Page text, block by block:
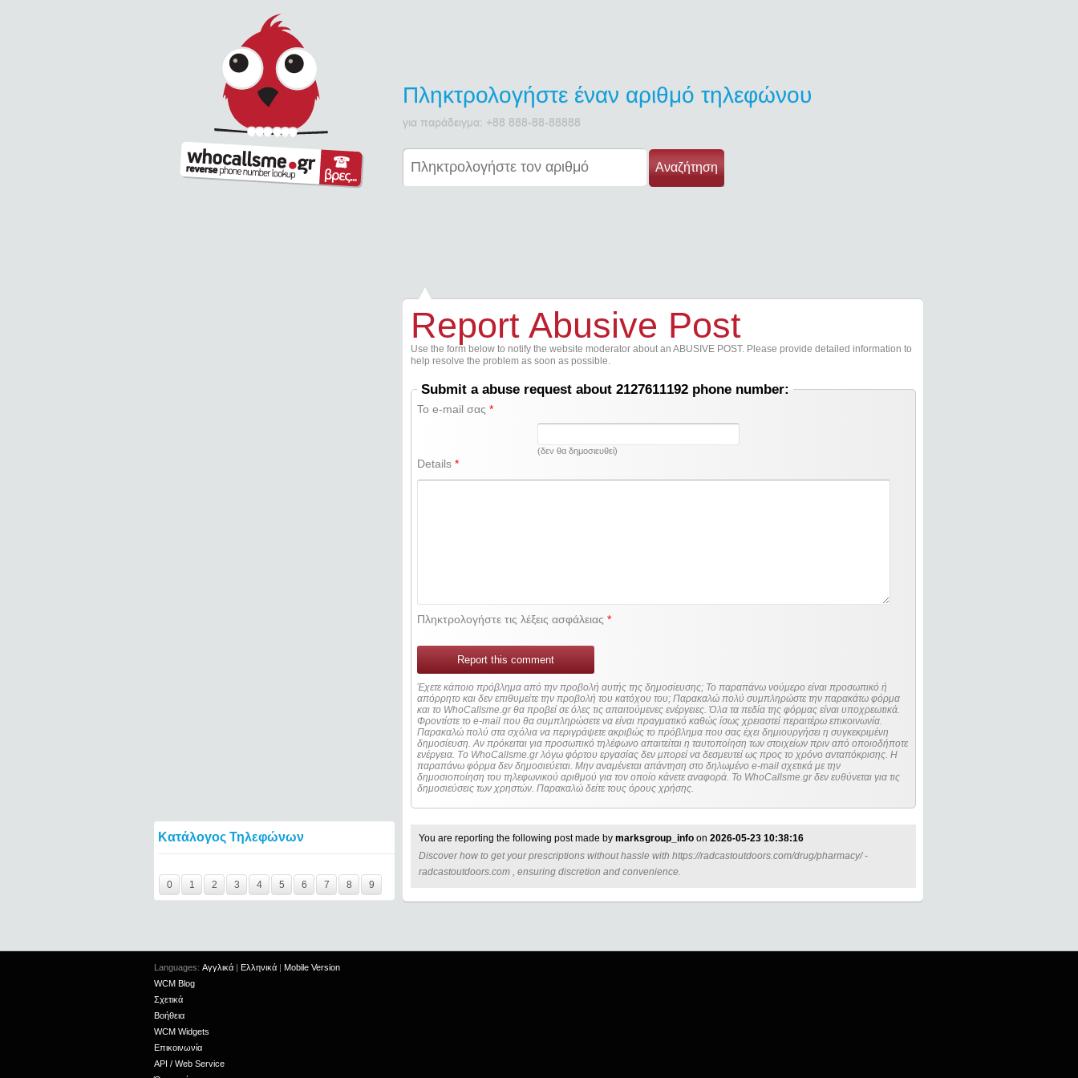
Πληκτρολογήστε έναν αριθμό τηλεφώνου
για παράδειγμα: +88 888-88-88888
Αναζήτηση
Κατάλογος Τηλεφώνων
0
1 2 3 4 5 6 7 8 9
Report Abusive Post
Use the form below to notify the website moderator about an ABUSIVE POST. Please provide detailed information to
help resolve the problem as soon as possible.
Submit a abuse request about 2127611192 phone number:
Το e-mail σας*
(δεν θα δημοσιευθεί)
Details*
Πληκτρολογήστε τις λέξεις ασφάλειας*
Report this comment
Έχετε κάποιο πρόβλημα από την προβολή αυτής της δημοσίευσης; Το παραπάνω νούμερο είναι προσωπικό ή
απόρρητο και δεν επιθυμείτε την προβολή του κατόχου του; Παρακαλώ πολύ συμπληρώστε την παρακάτω φόρμα
και το WhoCallsme.gr θα προβεί σε όλες τις απαιτούμενες ενέργειες. Όλα τα πεδία της φόρμας είναι υποχρεωτικά.
Φροντίστε το e-mail που θα συμπληρώσετε να είναι πραγματικό καθώς ίσως χρειαστεί περαιτέρω επικοινωνία.
Παρακαλώ πολύ στα σχόλια να περιγράψετε ακριβώς το πρόβλημα που σας έχει δημιουργήσει η συγκεκριμένη
δημοσίευση. Αν πρόκειται για προσωπικό τηλέφωνο απαιτείται η ταυτοποίηση των στοιχείων πριν από οποιοδήποτε
ενέργεια. Τo WhoCallsme.gr λόγω φόρτου εργασίας δεν μπορεί να δεσμευτεί ως προς το χρόνο ανταπόκρισης. Η
παραπάνω φόρμα δεν δημοσιεύεται. Μην αναμένεται απάντηση στο δηλωμένο e-mail σχετικά με την
δημοσιοποίηση του τηλεφωνικού αριθμού για τον οποίο κάνετε αναφορά. Το WhoCallsme.gr δεν ευθύνεται για τις
δημοσιεύσεις των χρηστών. Παρακαλώ δείτε τους όρους χρήσης.
You are reporting the following post made by marksgroup_info on 2026-05-23 10:38:16
Discover how to get your prescriptions without hassle with https://radcastoutdoors.com/drug/pharmacy/ -
radcastoutdoors.com , ensuring discretion and convenience.
Languages: Αγγλικά | Ελληνικά | Mobile Version
WCM Blog
Σχετικά
Βοήθεια
WCM Widgets
Επικοινωνία
API / Web Service